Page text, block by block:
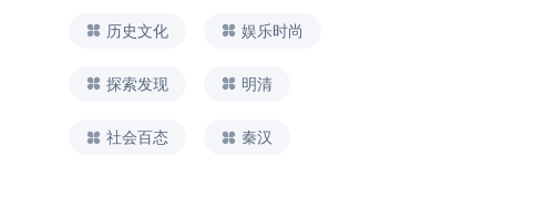
历史文化 娱乐时尚
探索发现 明清
社会百态 秦汉